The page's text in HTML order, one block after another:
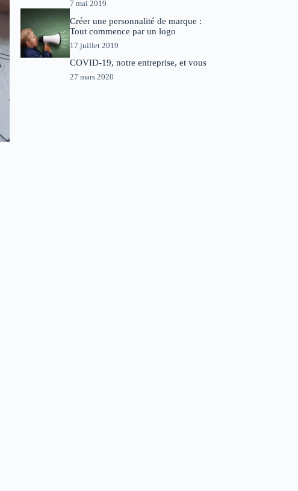
7 mai 2019
Créer une personnalité de marque :
Tout commence par un logo
17 juillet 2019
COVID-19, notre entreprise, et vous
27 mars 2020